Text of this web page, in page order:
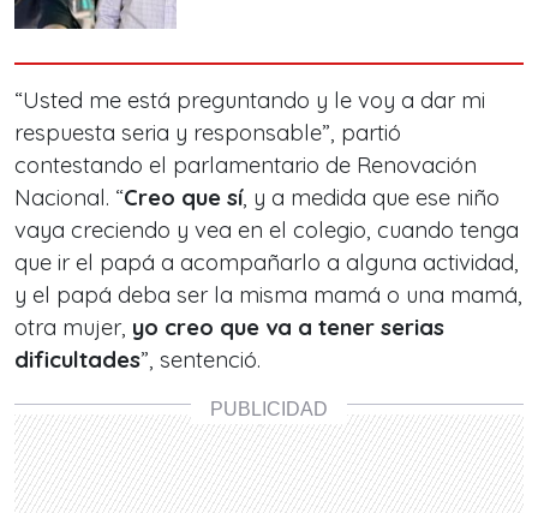
“Usted me está preguntando y le voy a dar mi
respuesta seria y responsable”, partió
contestando el parlamentario de Renovación
Nacional. “Creo que sí, y a medida que ese niño
vaya creciendo y vea en el colegio, cuando tenga
que ir el papá a acompañarlo a alguna actividad,
y el papá deba ser la misma mamá o una mamá,
otra mujer, yo creo que va a tener serias
dificultades”, sentenció.